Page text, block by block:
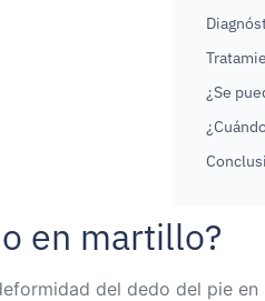
¿Se
en martillo?
del dedo del pie